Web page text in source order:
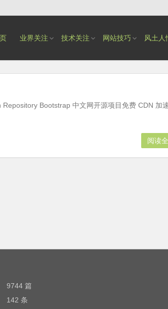
业界关注 技术关注 网站技巧 风土人
Bootstrap 中文网开源项目免费 CDN 加
阅读
9744 篇
142 条